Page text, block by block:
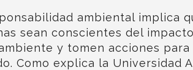
ambiental implica
sean conscientes del
y tomen acciones
Como explica la Universidad